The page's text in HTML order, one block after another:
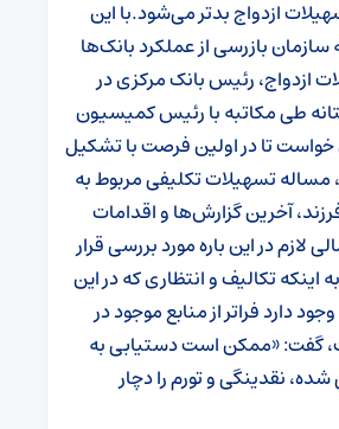
ازدواج بدتر می‌شود.با این
سازمان بازرسی از عملکرد بانک‌ها
ازدواج، رئیس بانک مرکزی در
طی مکاتبه با رئیس کمیسیون
خواست تا در اولین فرصت با تشکیل
تسهیلات تکلیفی مربوط به
آخرین گزارش‌ها و اقدامات
لازم در این باره مورد بررسی قرار
اینکه تکالیف و انتظاری که در این
دارد فراتر از منابع موجود در
گفت: «ممکن است دستیابی به
نقدینگی و تورم را دچار